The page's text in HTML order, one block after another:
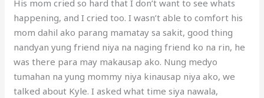
His mom cried so hard that I don’t want to see whats
happening, and I cried too. I wasn’t able to comfort his
mom dahil ako parang mamatay sa sakit, good thing
nandyan yung friend niya na naging friend ko na rin, he
was there para may makausap ako. Nung medyo
tumahan na yung mommy niya kinausap niya ako, we
talked about Kyle. I asked what time siya nawala,